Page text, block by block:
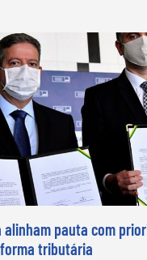
alinham pauta com
tributária